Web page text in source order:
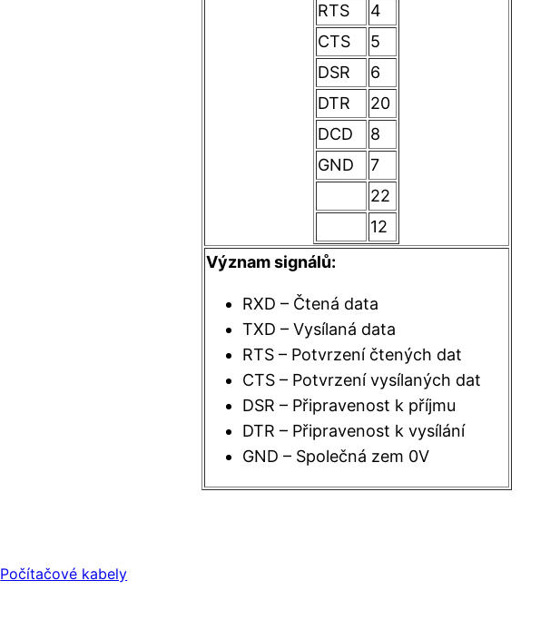
RTS
4
CTS
5
DSR
6
DTR
20
DCD
8
GND
7
22
12
Význam signálů:
RXD – Čtená data
TXD – Vysílaná data
RTS – Potvrzení čtených dat
CTS – Potvrzení vysílaných dat
DSR – Připravenost k příjmu
DTR – Připravenost k vysílání
GND – Společná zem 0V
Počítačové kabely